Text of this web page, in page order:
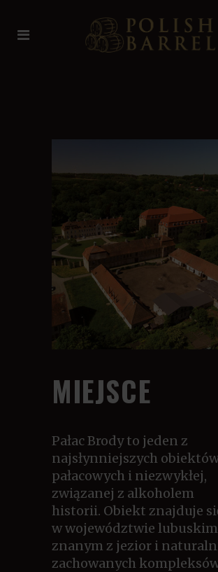
MIEJSCE
Pałac Brody to jeden z
najsłynniejszych
pałacowych i niezwykłej,
związanej z alkoholem
historii. Obiekt znajduje
w województwie
znanym z jezior i
zachowanych